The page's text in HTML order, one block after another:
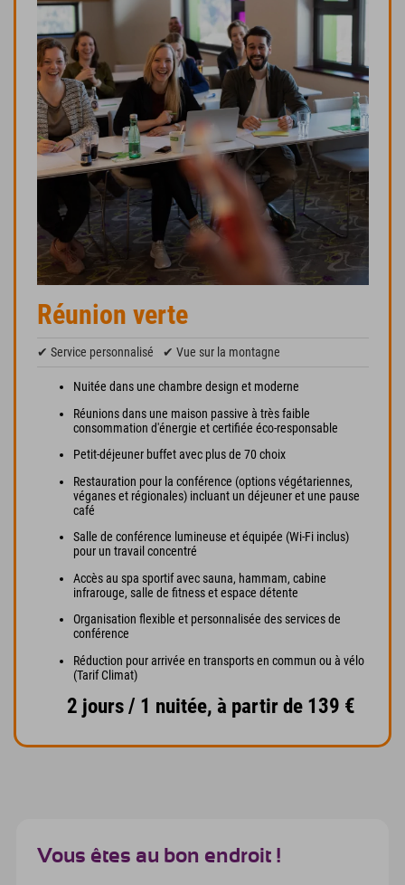
Réunion verte
✔ Service personnalisé ✔ Vue sur la montagne
Nuitée dans une chambre design et moderne
Réunions dans une maison passive à très faible
consommation d'énergie et certifiée éco-responsable
Petit-déjeuner buffet avec plus de 70 choix
Restauration pour la conférence (options végétariennes,
véganes et régionales) incluant un déjeuner et une pause
café
Salle de conférence lumineuse et équipée (Wi-Fi inclus)
pour un travail concentré
Accès au spa sportif avec sauna, hammam, cabine
infrarouge, salle de fitness et espace détente
Organisation flexible et personnalisée des services de
conférence
Réduction pour arrivée en transports en commun ou à vélo
(Tarif Climat)
2 jours / 1 nuitée, à partir de 139 €
Vous êtes au bon endroit !